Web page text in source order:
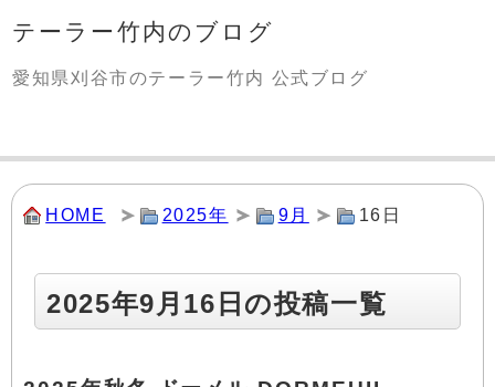
テーラー竹内のブログ
愛知県刈谷市のテーラー竹内 公式ブログ
HOME 2025年 9月 16日
2025年9月16日の投稿一覧